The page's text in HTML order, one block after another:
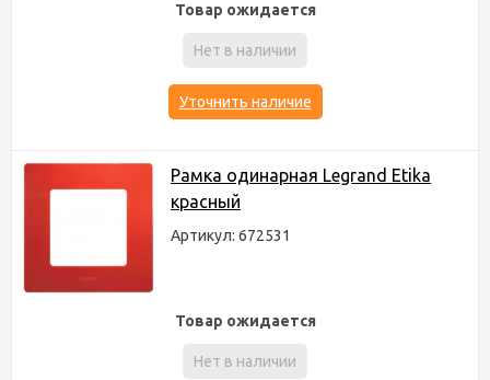
Товар ожидается
Нет в наличии
Уточнить наличие
Рамка одинарная Legrand Etika
красный
Артикул: 672531
Товар ожидается
Нет в наличии